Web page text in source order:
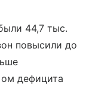
44,7 тыс.
повысили до
дефицита